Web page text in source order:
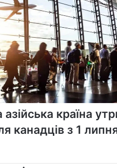
країна
канадців з 1